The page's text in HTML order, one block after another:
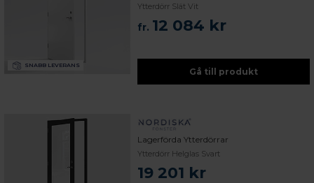
SNABB LEVERANS
Ytterdörr Slät Vit
fr. 12 084 kr
Gå till produkt
Lagerförda Ytterdörrar
Ytterdörr Helglas Svart
19 201 kr